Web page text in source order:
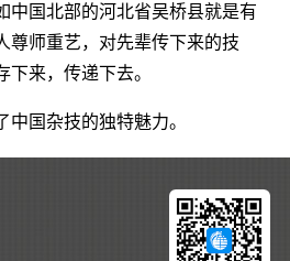
中国北部的河北省吴桥县就是有
尊师重艺，对先辈传下来的技
来，传递下去。
国杂技的独特魅力。